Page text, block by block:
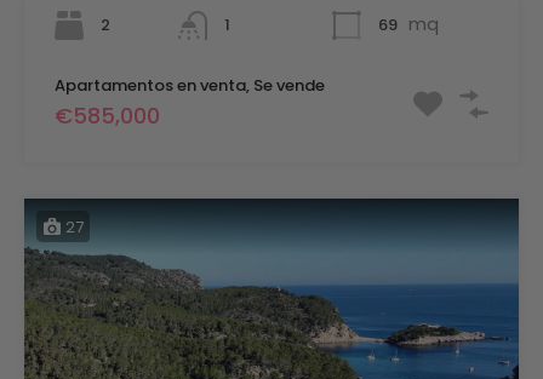
2
1
69 mq
Apartamentos en venta, Se vende
€585,000
27